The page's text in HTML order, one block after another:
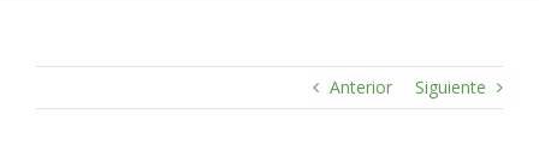
Anterior Siguiente